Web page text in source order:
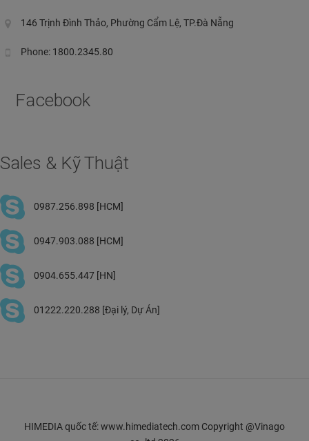
146 Trịnh Đình Thảo, Phường Cẩm Lệ, TP.Đà Nẵng
Phone: 1800.2345.80
Facebook
Sales & Kỹ Thuật
0987.256.898 [HCM]
0947.903.088 [HCM]
0904.655.447 [HN]
01222.220.288 [Đại lý, Dự Án]
HIMEDIA quốc tế: www.himediatech.com Copyright @Vinago